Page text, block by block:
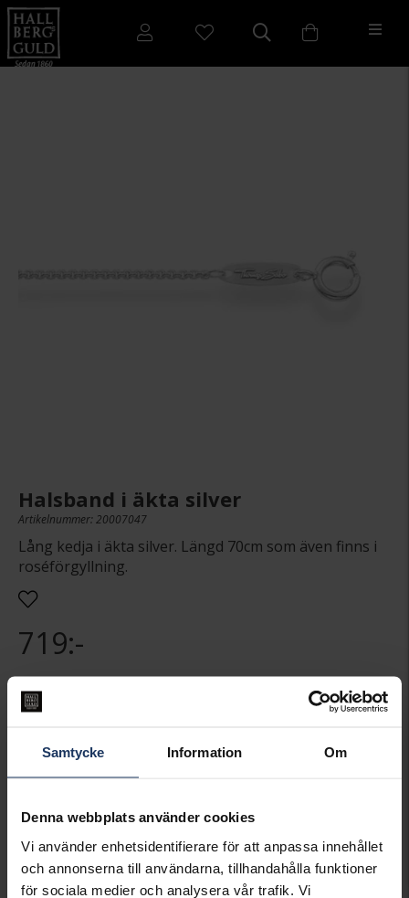
Samtycke Information Om
Denna webbplats använder cookies
Vi använder enhetsidentifierare för att anpassa innehållet
och annonserna till användarna, tillhandahålla funktioner
för sociala medier och analysera vår trafik. Vi
Halsband i äkta silver
Artikelnummer: 20007047
Lång kedja i äkta silver. Längd 70cm som även finns i
roséförgyllning.
719:-
Presentinslagning
LÄGG I VARUKORGEN
Leveranstid 2-5 arbetsdagar.
Öppet köp i 30 dagar vid onlineköp.
INFO